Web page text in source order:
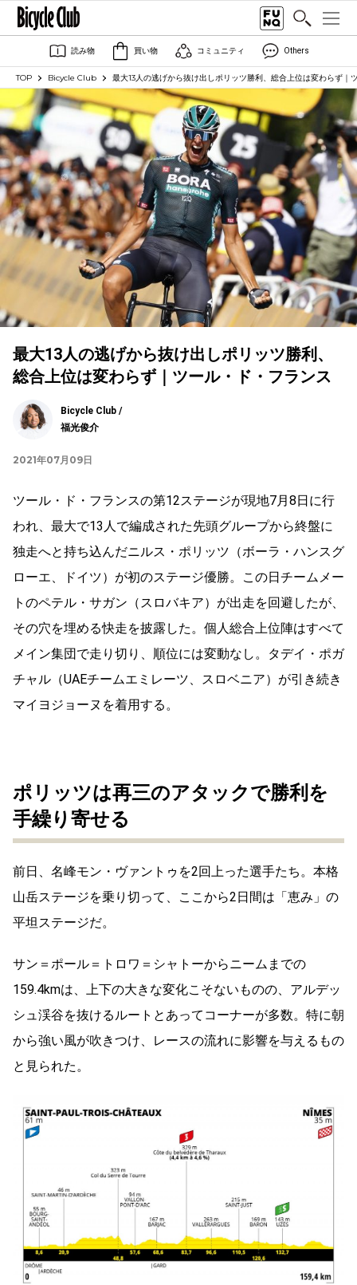
読み物 買い物 コミュニティ Others
TOP Bicycle Club 最大13人の逃げから抜け出しポリッツ勝利、総合上位は変わらず｜
最大13人の逃げから抜け出しポリッツ勝利、
総合上位は変わらず｜ツール・ド・フランス
Bicycle Club /
福光俊介
2021年07月09日
ツール・ド・フランスの第12ステージが現地7月8日に行
われ、最大で13 人で編成された先頭グループから終盤に
独走へと持ち込んだニルス・ポリッツ（ボーラ・ハンスグ
ローエ、ドイツ）が初のステージ優勝。この日チームメー
トのペテル・サガン（スロバキア）が出走を回避したが、
その穴を埋める快走を披露した。個人総合上位陣はすべて
メイン集団で走り切り、順位には変動なし。タデイ・ポガ
チャル（UAEチームエミレーツ、スロベニア）が引き続き
マイヨジョーヌを着用する。
ポリッツは再三のアタックで勝利を
手繰り寄せる
前日、名峰モン・ヴァントゥを2回上った選手たち。本格
山岳ステージを乗り切って、ここから2日間は「恵み」の
平坦ステージだ。
サン＝ポール＝トロワ＝シャトーからニームまでの
159.4kmは、上下の大きな変化こそないものの、アルデッ
シュ渓谷を抜けるルートとあってコーナーが多数。特に朝
から強い風が吹きつけ、レースの流れに影響を与えるもの
と見られた。